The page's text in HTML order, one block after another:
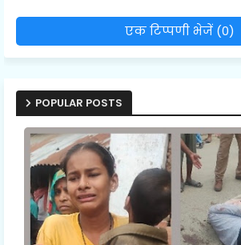
एक टिप्पणी भेजें (0)
POPULAR POSTS